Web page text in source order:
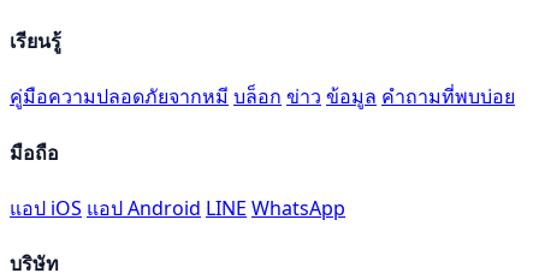
เรียนรู้
คู่มือความปลอดภัยจากหมี บล็อก ข่าว ข้อมูล คำถามที่พบบ่อย
มือถือ
แอป iOS แอป Android LINE WhatsApp
บริษัท